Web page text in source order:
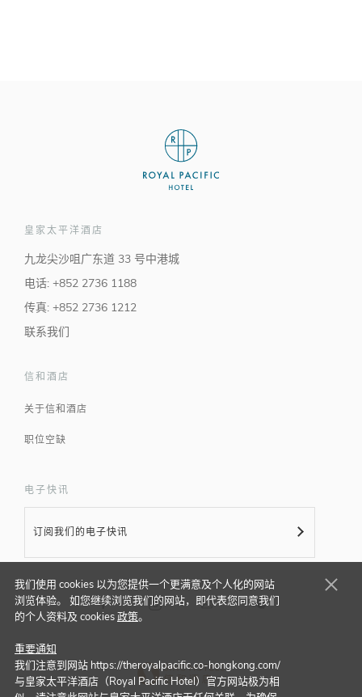
皇家太平洋酒店
九龙尖沙咀广东道 33 号中港城
电话: +852 2736 1188
传真: +852 2736 1212
联系我们
信和酒店
关于信和酒店
职位空缺
电子快讯
订阅我们的电子快讯
我们使用 cookies 以为您提供一个更满意及个人化的网站
浏览体验。 如您继续浏览我们的网站，即代表您同意我们
的个人资料及 cookies政策。
重要通知
我们注意到网站 https://theroyalpacific.co-hongkong.com/
与皇家太平洋酒店（Royal Pacific Hotel）官方网站极为相